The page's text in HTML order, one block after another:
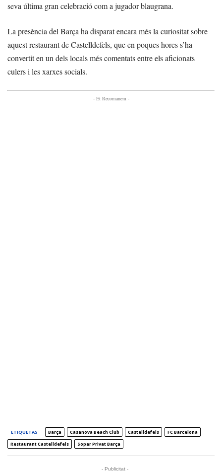
seva última gran celebració com a jugador blaugrana.
La presència del Barça ha disparat encara més la curiositat sobre
aquest restaurant de Castelldefels, que en poques hores s’ha
convertit en un dels locals més comentats entre els aficionats
culers i les xarxes socials.
- Et Recomanem -
ETIQUETAS Barça Casanova Beach Club Castelldefels
FC Barcelona
Restaurant Castelldefels
Sopar Privat Barça
- Publicitat -